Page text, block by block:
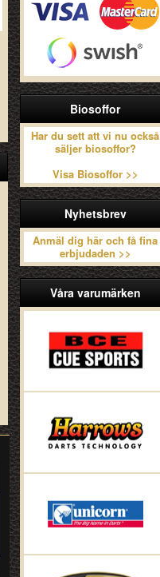
Biosoffor
Har du sett att vi nu också
säljer biosoffor?
Visa Biosoffor >>
Nyhetsbrev
Anmäl dig här och få fina
erbjudaden >>
Våra varumärken